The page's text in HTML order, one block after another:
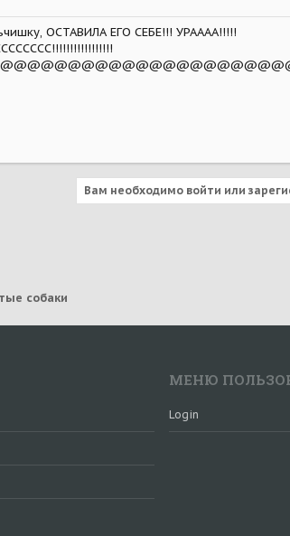
ОСТАВИЛА ЕГО СЕБЕ!!! УРАААА!!!!!
Вам необходимо войти или
собаки
МЕНЮ
Login